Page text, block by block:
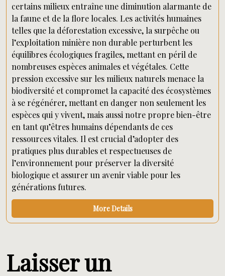
certains milieux entraîne une diminution alarmante de
la faune et de la flore locales. Les activités humaines
telles que la déforestation excessive, la surpêche ou
l’exploitation minière non durable perturbent les
équilibres écologiques fragiles, mettant en péril de
nombreuses espèces animales et végétales. Cette
pression excessive sur les milieux naturels menace la
biodiversité et compromet la capacité des écosystèmes
à se régénérer, mettant en danger non seulement les
espèces qui y vivent, mais aussi notre propre bien-être
en tant qu’êtres humains dépendants de ces
ressources vitales. Il est crucial d’adopter des
pratiques plus durables et respectueuses de
l’environnement pour préserver la diversité
biologique et assurer un avenir viable pour les
générations futures.
More Details
Laisser un